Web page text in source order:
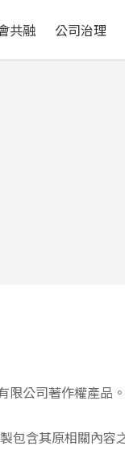
共融 公司治理
公司著作權產品
包含其原相關內容